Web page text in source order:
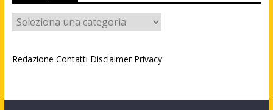
Categorie
Redazione Contatti Disclaimer Privacy